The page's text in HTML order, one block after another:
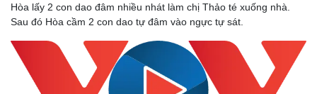
Hòa lấy 2 con dao đâm nhiều nhát làm chị Thảo té xuống nhà.
Sau đó Hòa cầm 2 con dao tự đâm vào ngực tự sát.